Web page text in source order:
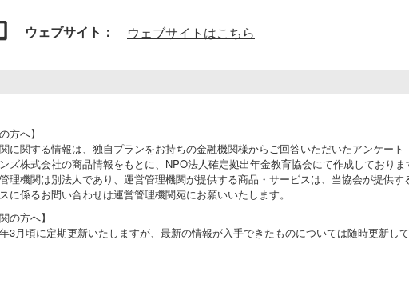
ウェブサイト： ウェブサイトはこちら
方へ】
に関する情報は、独自プランをお持ちの金融機関様からご回答いただいたアンケー
ズ株式会社の商品情報をもとに、NPO法人確定拠出年金教育協会にて作成しておりま
理機関は別法人であり、運営管理機関が提供する商品・サービスは、当協会が提供す
に係るお問い合わせは運営管理機関宛にお願いいたします。
の方へ】
3月頃に定期更新いたしますが、最新の情報が入手できたものについては随時更新し